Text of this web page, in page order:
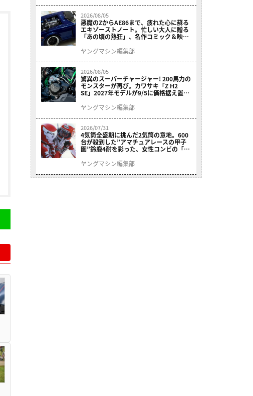
2026/08/05
悪魔のZからAE86まで、疲れた心に蘇る
エキゾーストノート。忙しい大人に贈る
「あの頃の熱狂」、名作コミック＆映画
結！
ヤングマシン編集部
2026/08/05
驚異のスーパーチャージャー! 200馬力の
モンスターが再び。カワサキ「Z H2
SE」2027年モデルが9/5に価格据え置き
ヤングマシン編集部
2026/07/31
4気筒全盛期に挑んだ2気筒の意地。600
台が殺到した”アマチュアレースの甲子
園”鈴鹿4耐を彩った、女性コンビの「ス
ヤングマシン編集部